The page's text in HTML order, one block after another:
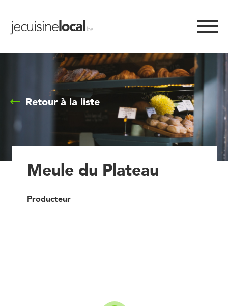
Retour à la liste
Meule du Plateau
Producteur